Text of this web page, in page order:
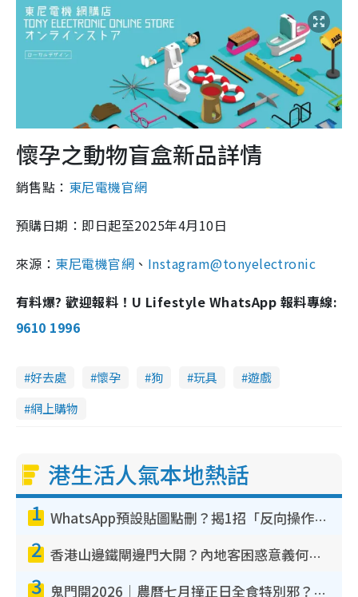
懷孕之動物盲盒新品詳情
銷售點： 東尼電機官網
預購日期：即日起至2025年4月10日
來源： 東尼電機官網 、 Instagram@tonyelectronic
有料爆? 歡迎報料！U Lifestyle WhatsApp 報料專線:
9610 1996
好去處 懷孕 狗 玩具
遊戲
網上購物
港生活人氣本地熱話
1 WhatsApp預設貼圖點刪？揭1招「反向操作」還原簡潔介面 附3步實測教學
2 香港山邊鐵閘邊門大開？內地客困惑意義何在！網民神回覆：呢種叫法理性防禦
3 鬼門開2026｜農曆七月撞正日全食特別邪？專家警告切忌做一事！揭4大禁忌+2招保平安